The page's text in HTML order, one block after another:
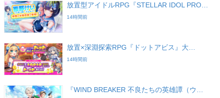
放置型アイドルRPG『STELLAR IDOL PRO…
14時間前
放置×深淵探索RPG『ドットアビス』大…
14時間前
『WIND BREAKER 不良たちの英雄譚（ウ…